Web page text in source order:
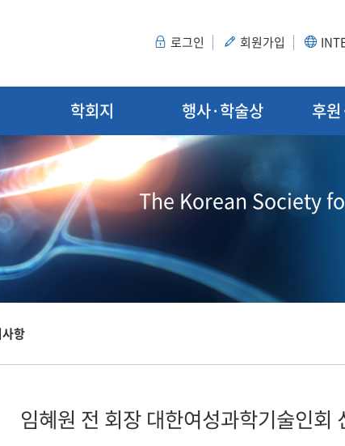
로그인 회원가입
학회지 행사·학술상 후
The Korean Society
항
임혜원 전 회장 대한여성과학기술인회